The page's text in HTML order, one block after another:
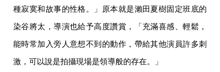
種寂寞和故事的性格。」原本就是瀨田夏樹固定班底的
染谷將太，導演也給予高度讚賞，「充滿喜感、輕鬆，
能時常加入旁人意想不到的動作，帶給其他演員許多刺
激，可以說是拍攝現場是領導般的存在。」